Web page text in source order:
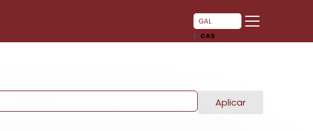
GAL
CAS
Aplicar